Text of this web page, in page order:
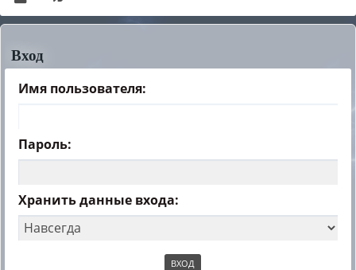
Вход
Имя пользователя:
Пароль:
Хранить данные входа: